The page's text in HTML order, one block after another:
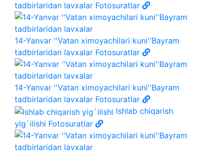
tadbirlaridan lavxalar Fotosuratlar
14-Yanvar ''Vatan ximoyachilari kuni''Bayram
tadbirlaridan lavxalar Fotosuratlar
14-Yanvar ''Vatan ximoyachilari kuni''Bayram
tadbirlaridan lavxalar Fotosuratlar
Ishlab chiqarish
yig`ilishi Fotosuratlar